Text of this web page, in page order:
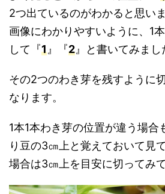
2つ出ているのがわかると思いま
画像にわかりやすいように、1
して『1 』『2 』と書いてみまし
その2つのわき芽を残すように
なります。
1本1本わき芽の位置が違う場合
り豆の3㎝上と覚えておいて見
場合は3㎝上を目安に切ってみ